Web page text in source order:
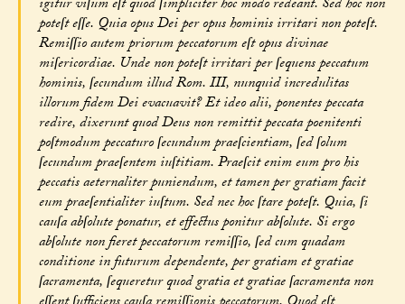
igitur viſum eſt quod ſimpliciter hoc modo redeant. Sed hoc non
poteſt eſſe. Quia opus Dei per opus hominis irritari non poteſt.
Remiſſio autem priorum peccatorum eſt opus divinae
miſericordiae. Unde non poteſt irritari per ſequens peccatum
hominis, ſecundum illud Rom. III, nunquid incredulitas
illorum fidem Dei evacuavit? Et ideo alii, ponentes peccata
redire, dixerunt quod Deus non remittit peccata poenitenti
poſtmodum peccaturo ſecundum praeſcientiam, ſed ſolum
ſecundum praeſentem iuſtitiam. Praeſcit enim eum pro his
peccatis aeternaliter puniendum, et tamen per gratiam facit
eum praeſentialiter iuſtum. Sed nec hoc ſtare poteſt. Quia, ſi
cauſa abſolute ponatur, et effectus ponitur abſolute. Si ergo
abſolute non fieret peccatorum remiſſio, ſed cum quadam
conditione in futurum dependente, per gratiam et gratiae
ſacramenta, ſequeretur quod gratia et gratiae ſacramenta non